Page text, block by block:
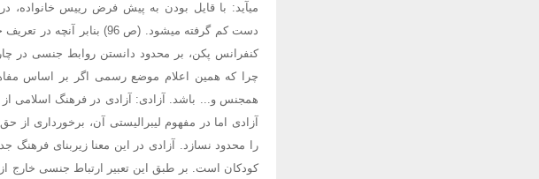
میآید: با قایل بودن به پیش فرض رییس خانواده، در
دست کم گرفته میشود. (ص 96)
کنفرانس پکن، بر محدود دانستن روابط جنسی در
چرا که همین اعلام موضع رسمی اگر بر اساس
همجنس و... باشد. آزادی: آزادی در فرهنگ اسلامی از
آزادی اما در مفهوم لیبرالیستی آن، برخورداری
را محدود نسازد. آزادی در این معنا زیربنای فرهنگ
کودکان است. بر طبق این تعبیر ارتباط جنسی خارج